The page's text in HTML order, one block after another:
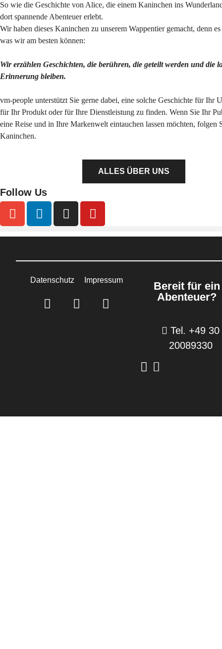
So wie die Geschichte von Alice, die einem Kaninchen ins
dort spannende Abenteuer erlebt.
Wir haben dieses Kaninchen zu unserem Wappentier gemacht, denn
was wir am besten können:
Wir erzählen Geschichten, die berühren, die geteilt werden und die
Erinnerung bleiben.
vm-people unterstützt Sie gerne dabei, eine solche Geschichte für Ihr
für Ihr Produkt oder für Ihre Dienstleistung zu finden. Wenn Sie Ihr
eine Reise und in Ihre Markenwelt eintauchen lassen möchten, folgen
Kaninchen.
ALLES ÜBER UNS
Follow Us
Datenschutz Impressum
Bereit für ein
Abenteuer?
Tel. +49 30
20089330